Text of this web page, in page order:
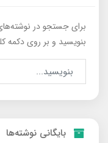
برای جستجو در
بنویسید و بر روی دکمه
بایگانی نوشته‌ها